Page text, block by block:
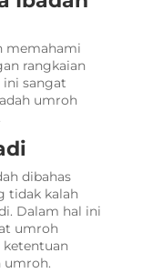
memahami
rangkaian
ini sangat
umroh
dibahas
tidak kalah
Dalam hal ini
umroh
ketentuan
umroh.